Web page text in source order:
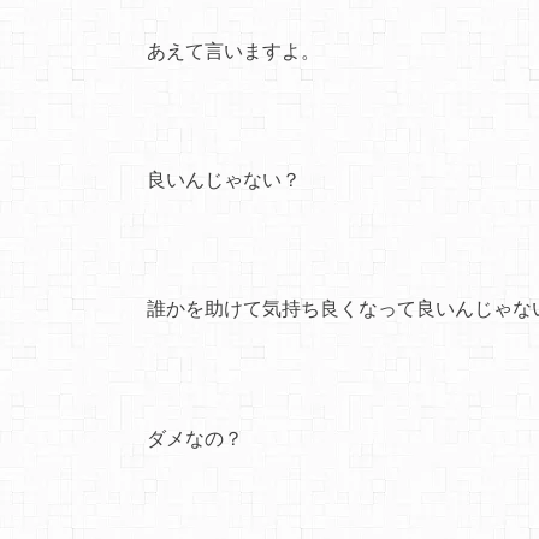
あえて言いますよ。
良いんじゃない？
誰かを助けて気持ち良くなって良いんじゃな
ダメなの？